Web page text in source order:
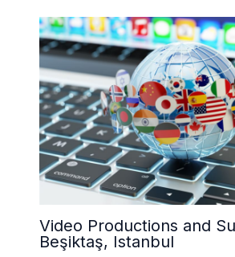
Video Productions and
Beşiktaş, Istanbul